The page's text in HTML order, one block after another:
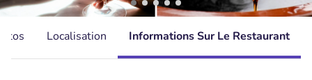
Localisation Informations Sur Le Restaurant